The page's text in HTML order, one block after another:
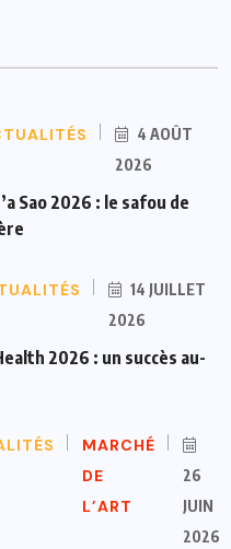
4 AOÛT
2026
Sao 2026 : le safou de
14 JUILLET
2026
2026 : un succès au-
MARCHÉ
DE
L’ART
26
JUIN
2026